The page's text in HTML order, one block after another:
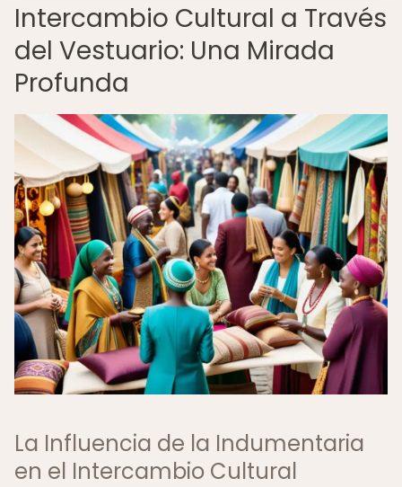
Intercambio Cultural a Través
del Vestuario: Una Mirada
Profunda
La Influencia de la Indumentaria
en el Intercambio Cultural